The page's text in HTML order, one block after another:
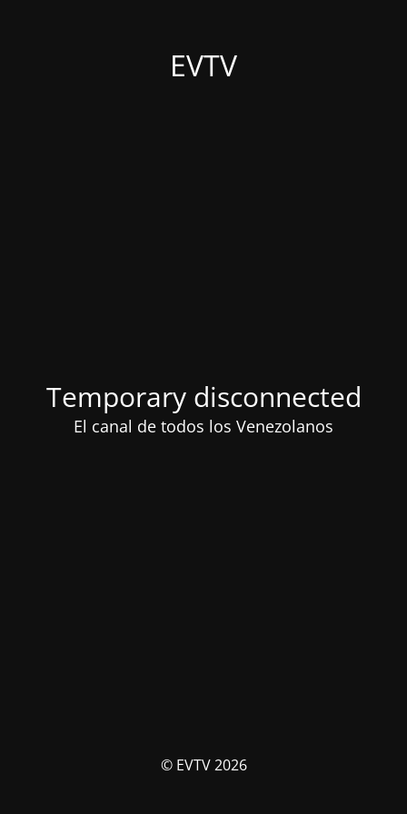
EVTV
Temporary disconnected
El canal de todos los Venezolanos
© EVTV 2026